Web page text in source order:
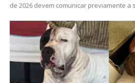
de 2026 devem comunicar previamente a